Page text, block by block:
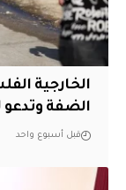
الخارجية
الضفة
قبل أسبوع واحد